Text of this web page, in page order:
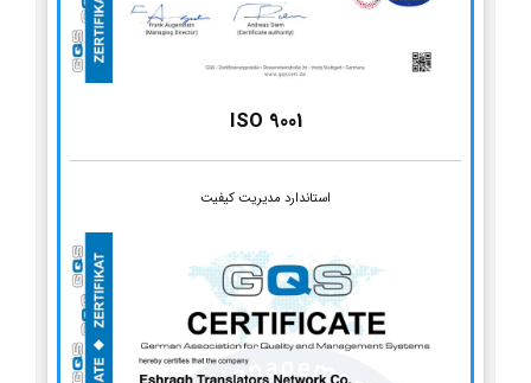
ISO 9001
استاندارد مدیریت کیفیت